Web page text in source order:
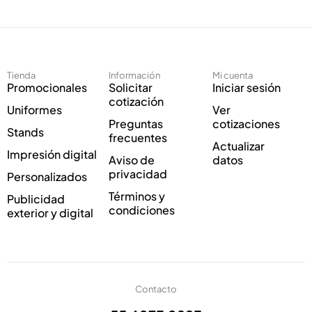
e
c
n
i
c
o
*
Tienda
Promocionales
Uniformes
Stands
Impresión digital
Personalizados
Publicidad
exterior y digital
Información
Solicitar
cotización
Preguntas
frecuentes
Aviso de
privacidad
Términos y
condiciones
Mi cuenta
Iniciar sesión
Ver
cotizaciones
Actualizar
datos
Contacto